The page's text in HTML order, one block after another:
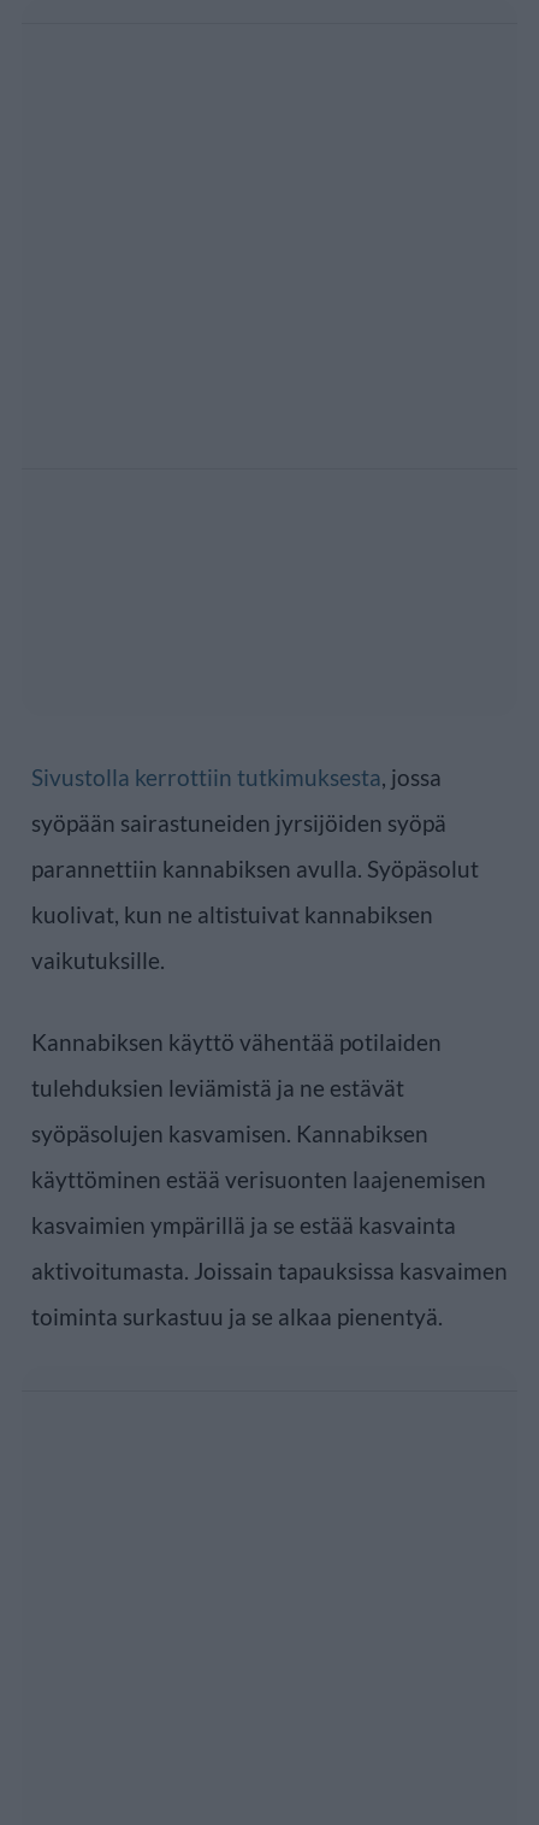
Sivustolla kerrottiin tutkimuksesta, jossa
syöpään sairastuneiden jyrsijöiden syöpä
parannettiin kannabiksen avulla. Syöpäsolut
kuolivat, kun ne altistuivat kannabiksen
vaikutuksille.
Kannabiksen käyttö vähentää potilaiden
tulehduksien leviämistä ja ne estävät
syöpäsolujen kasvamisen. Kannabiksen
käyttöminen estää verisuonten laajenemisen
kasvaimien ympärillä ja se estää kasvainta
aktivoitumasta. Joissain tapauksissa kasvaimen
toiminta surkastuu ja se alkaa pienentyä.